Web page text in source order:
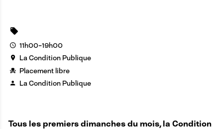
11h00-19h00
La Condition Publique
Placement libre
La Condition Publique
Tous les premiers dimanches du mois, la Condition